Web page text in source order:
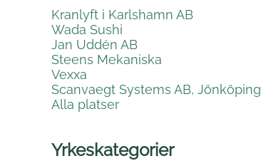
Kranlyft i Karlshamn AB
Wada Sushi
Jan Uddén AB
Steens Mekaniska
Vexxa
Scanvaegt Systems AB, Jönköping
Alla platser
Yrkeskategorier